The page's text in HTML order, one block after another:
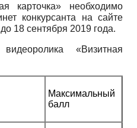
карточка» необходимо
конкурсанта на сайте
18 сентября 2019 года.
«Визитная
Максимальный
балл